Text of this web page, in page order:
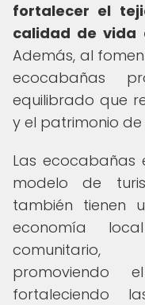
fortalecer el
calidad de vida
Además, al
ecocabañas
equilibrado que
y el patrimonio de
Las ecocabañas
modelo de
también tienen
economía
comunitario,
promoviendo
fortaleciendo